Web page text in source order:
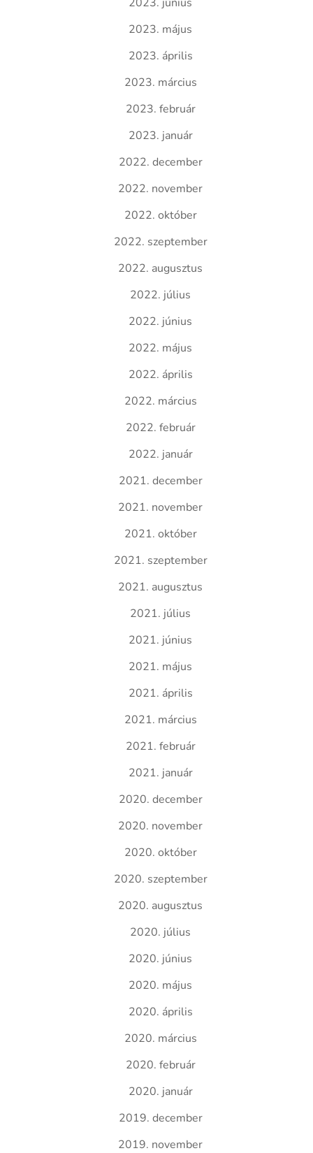
2023. május
2023. április
2023. március
2023. február
2023. január
2022. december
2022. november
2022. október
2022. szeptember
2022. augusztus
2022. július
2022. június
2022. május
2022. április
2022. március
2022. február
2022. január
2021. december
2021. november
2021. október
2021. szeptember
2021. augusztus
2021. július
2021. június
2021. május
2021. április
2021. március
2021. február
2021. január
2020. december
2020. november
2020. október
2020. szeptember
2020. augusztus
2020. július
2020. június
2020. május
2020. április
2020. március
2020. február
2020. január
2019. december
2019. november